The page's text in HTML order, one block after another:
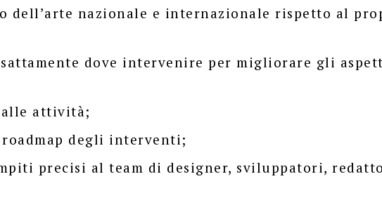
dell’arte nazionale e internazionale rispetto al
dove intervenire per migliorare gli
attività;
degli interventi;
precisi al team di designer, sviluppatori,